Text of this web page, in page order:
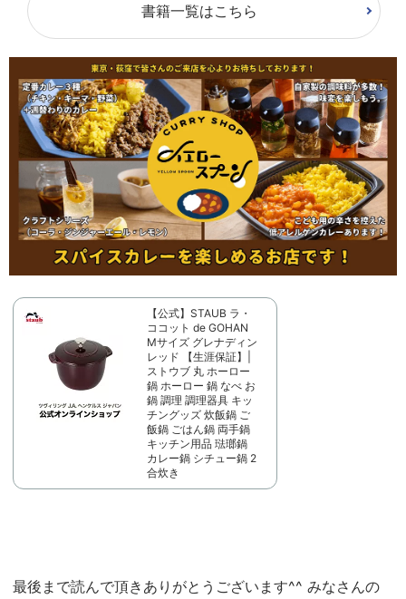
書籍一覧はこちら
【公式】STAUB ラ・
ココット de GOHAN
Mサイズ グレナディン
レッド 【生涯保証】|
ストウブ 丸 ホーロー
鍋 ホーロー 鍋 なべ お
鍋 調理 調理器具 キッ
チングッズ 炊飯鍋 ご
飯鍋 ごはん鍋 両手鍋
キッチン用品 琺瑯鍋
カレー鍋 シチュー鍋 2
合炊き
最後まで読んで頂きありがとうございます^^ みなさんの